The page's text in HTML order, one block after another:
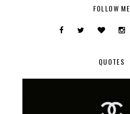
FOLLOW ME
QUOTES